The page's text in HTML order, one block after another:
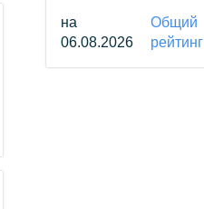
на
06.08.2026
Общий
рейтинг